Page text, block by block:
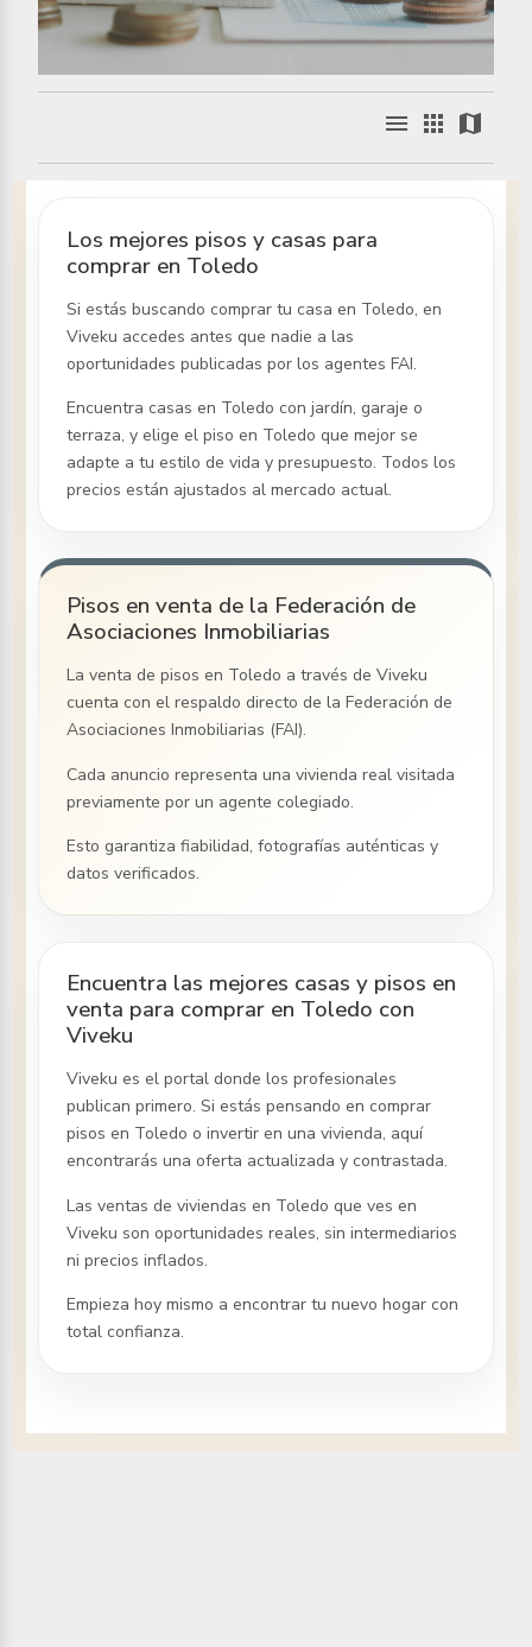
menu apps map
Los mejores pisos y casas para
comprar en Toledo
Si estás buscando comprar tu casaen Toledo, en
Viveku accedes antes que nadie a las
oportunidades publicadas por los agentes FAI.
Encuentra casasen Toledo con jardín, garaje o
terraza, y elige el pisoen Toledo que mejor se
adapte a tu estilo de vida y presupuesto. Todos los
precios están ajustados al mercado actual.
Pisos en venta de la Federación de
Asociaciones Inmobiliarias
La venta de pisosen Toledo a través de Viveku
cuenta con el respaldo directo de la Federación de
Asociaciones Inmobiliarias (FAI).
Cada anuncio representa una vivienda real visitada
previamente por un agente colegiado.
Esto garantiza fiabilidad, fotografías auténticas y
datos verificados.
Encuentra las mejores casas y pisos en
venta para comprar en Toledo con
Viveku
Viveku es el portal donde los profesionales
publican primero. Si estás pensando en comprar
pisosen Toledo o invertir en una vivienda, aquí
encontrarás una oferta actualizada y contrastada.
Las ventas de viviendasen Toledo que ves en
Viveku son oportunidades reales, sin intermediarios
ni precios inflados.
Empieza hoy mismo a encontrar tu nuevo hogar con
total confianza.